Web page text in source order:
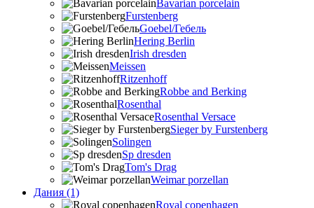
Bavarian porcelain
Furstenberg
Goebel/Гебель
Hering Berlin
Irish dresden
Meissen
Ritzenhoff
Robbe and Berking
Rosenthal
Rosenthal Versace
Sieger by Furstenberg
Solingen
Sp dresden
Tom's Drag
Weimar porzellan
Дания (1)
Royal copenhagen